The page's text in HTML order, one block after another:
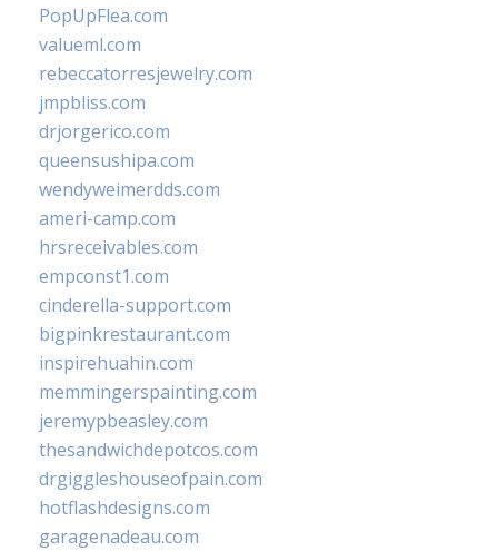
PopUpFlea.com
valueml.com
rebeccatorresjewelry.com
jmpbliss.com
drjorgerico.com
queensushipa.com
wendyweimerdds.com
ameri-camp.com
hrsreceivables.com
empconst1.com
cinderella-support.com
bigpinkrestaurant.com
inspirehuahin.com
memmingerspainting.com
jeremypbeasley.com
thesandwichdepotcos.com
drgiggleshouseofpain.com
hotflashdesigns.com
garagenadeau.com